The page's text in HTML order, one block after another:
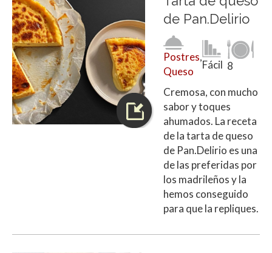
de Pan.Delirio
Postres,
Queso
Fácil 8
Cremosa, con mucho
sabor y toques
ahumados. La receta
de la tarta de queso
de Pan.Delirio es una
de las preferidas por
los madrileños y la
hemos conseguido
para que la repliques.